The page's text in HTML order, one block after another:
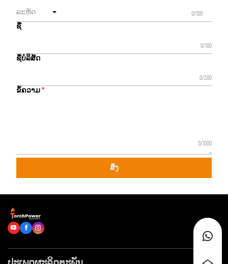
ລະຫັດ 0/100
ຊື່
0/100
ຊື່ບໍລິສັດ
0/200
ຂໍ້ຄວາມ
0/1000
ສົ່ງ